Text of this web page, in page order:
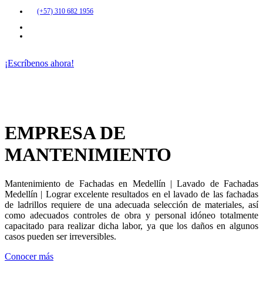
(+57) 310 682 1956
¡Escríbenos ahora!
EMPRESA DE
MANTENIMIENTO
Mantenimiento de Fachadas en Medellín | Lavado de Fachadas
Medellín | Lograr excelente resultados en el lavado de las fachadas
de ladrillos requiere de una adecuada selección de materiales, así
como adecuados controles de obra y personal idóneo totalmente
capacitado para realizar dicha labor, ya que los daños en algunos
casos pueden ser irreversibles.
Conocer más